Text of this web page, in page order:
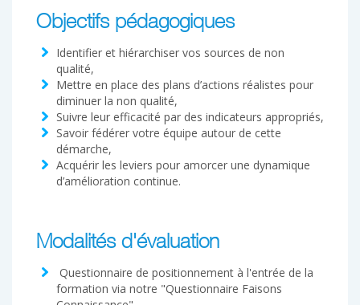
Objectifs pédagogiques
Identifier et hiérarchiser vos sources de non
qualité,
Mettre en place des plans d’actions réalistes pour
diminuer la non qualité,
Suivre leur efficacité par des indicateurs appropriés,
Savoir fédérer votre équipe autour de cette
démarche,
Acquérir les leviers pour amorcer une dynamique
d’amélioration continue.
Modalités d'évaluation
Questionnaire de positionnement à l'entrée de la
formation via notre "Questionnaire Faisons